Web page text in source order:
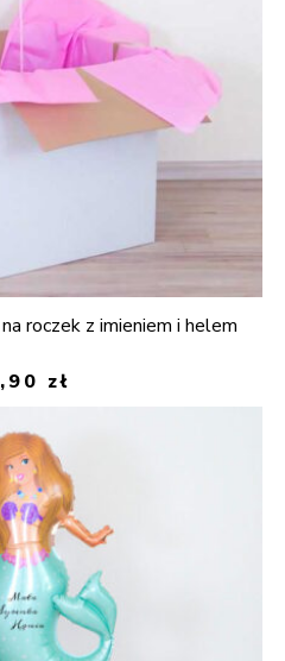
roczek z imieniem i helem
zł